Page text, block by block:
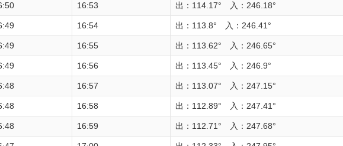
16:53 出：114.17° 入：246.18°
16:54 出：113.8° 入：246.41°
16:55 出：113.62° 入：246.65°
16:56 出：113.45° 入：246.9°
16:57 出：113.07° 入：247.15°
16:58 出：112.89° 入：247.41°
16:59 出：112.71° 入：247.68°